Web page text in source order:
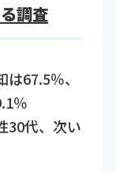
調査
67.5％、
％
代、次い